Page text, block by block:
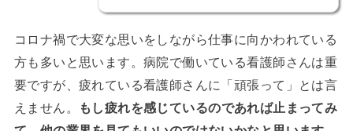
コロナ禍で大変な思いをしながら仕事に向かわれている
方も多いと思います。病院で働いている看護師さんは重
要ですが、疲れている看護師さんに「頑張って」とは言
えません。
もし疲れを感じているのであれば止まってみ